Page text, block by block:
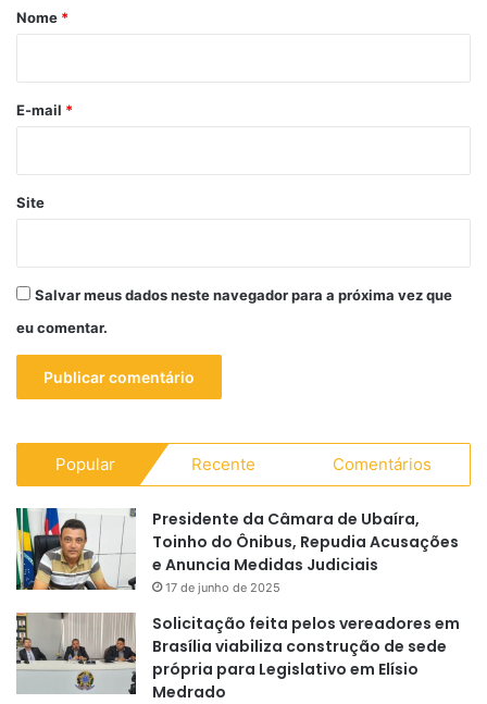
r
*
Nome *
E-mail *
Site
Salvar meus dados neste navegador para a próxima vez que
eu comentar.
Popular Recente Comentários
Presidente da Câmara de Ubaíra,
Toinho do Ônibus, Repudia Acusações
e Anuncia Medidas Judiciais
17 de junho de 2025
Solicitação feita pelos vereadores em
Brasília viabiliza construção de sede
própria para Legislativo em Elísio
Medrado